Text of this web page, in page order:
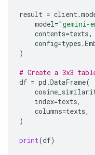
result = client.
model="gemini-
contents=texts,
config=types .
)
# Create a 3x3
df = pd .DataFrame(
index=texts,
columns=texts,
)
print(df)